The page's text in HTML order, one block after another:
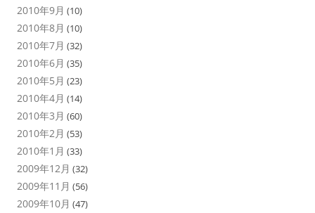
2010年9月 (10)
2010年8月 (10)
2010年7月 (32)
2010年6月 (35)
2010年5月 (23)
2010年4月 (14)
2010年3月 (60)
2010年2月 (53)
2010年1月 (33)
2009年12月 (32)
2009年11月 (56)
2009年10月 (47)